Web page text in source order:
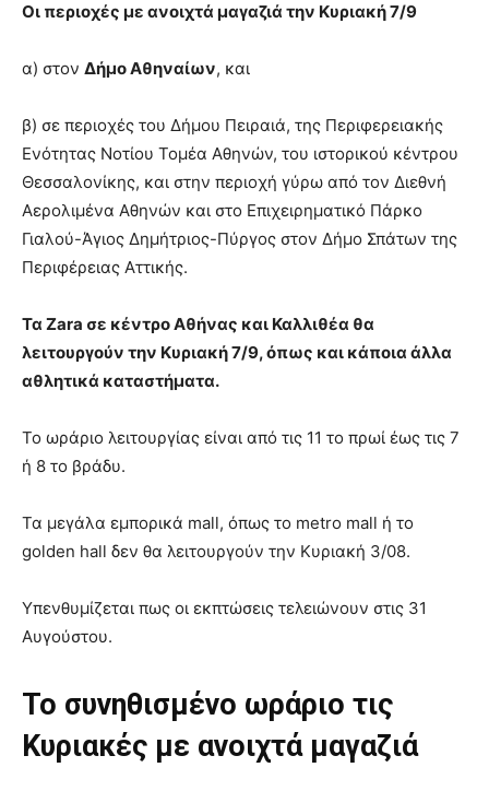
Οι περιοχές με ανοιχτά μαγαζιά την Κυριακή 7/9
α) στον Δήμο Αθηναίων, και
β) σε περιοχές του Δήμου Πειραιά, της Περιφερειακής
Ενότητας Νοτίου Τομέα Αθηνών, του ιστορικού κέντρου
Θεσσαλονίκης, και στην περιοχή γύρω από τον Διεθνή
Αερολιμένα Αθηνών και στο Επιχειρηματικό Πάρκο
Γιαλού-Άγιος Δημήτριος-Πύργος στον Δήμο Σπάτων της
Περιφέρειας Αττικής.
Τα Zara σε κέντρο Αθήνας και Καλλιθέα θα
λειτουργούν την Κυριακή 7/9, όπως και κάποια άλλα
αθλητικά καταστήματα.
Το ωράριο λειτουργίας είναι από τις 11 το πρωί έως τις 7
ή 8 το βράδυ.
Τα μεγάλα εμπορικά mall, όπως το metro mall ή το
golden hall δεν θα λειτουργούν την Κυριακή 3/08.
Υπενθυμίζεται πως οι εκπτώσεις τελειώνουν στις 31
Αυγούστου.
Το συνηθισμένο ωράριο τις
Κυριακές με ανοιχτά μαγαζιά